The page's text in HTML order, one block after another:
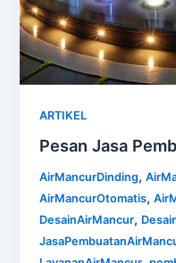
ARTIKEL
Pesan Jasa
AirMancurDinding,
AirMancurOtomatis,
DesainAirMancur,